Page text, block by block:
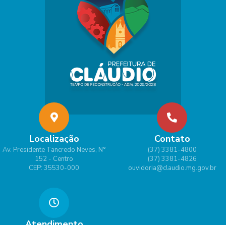
Localização
Av. Presidente Tancredo Neves, N°
152 - Centro
CEP: 35530-000
Contato
(37) 3381-4800
(37) 3381-4826
ouvidoria@claudio.mg.gov.br